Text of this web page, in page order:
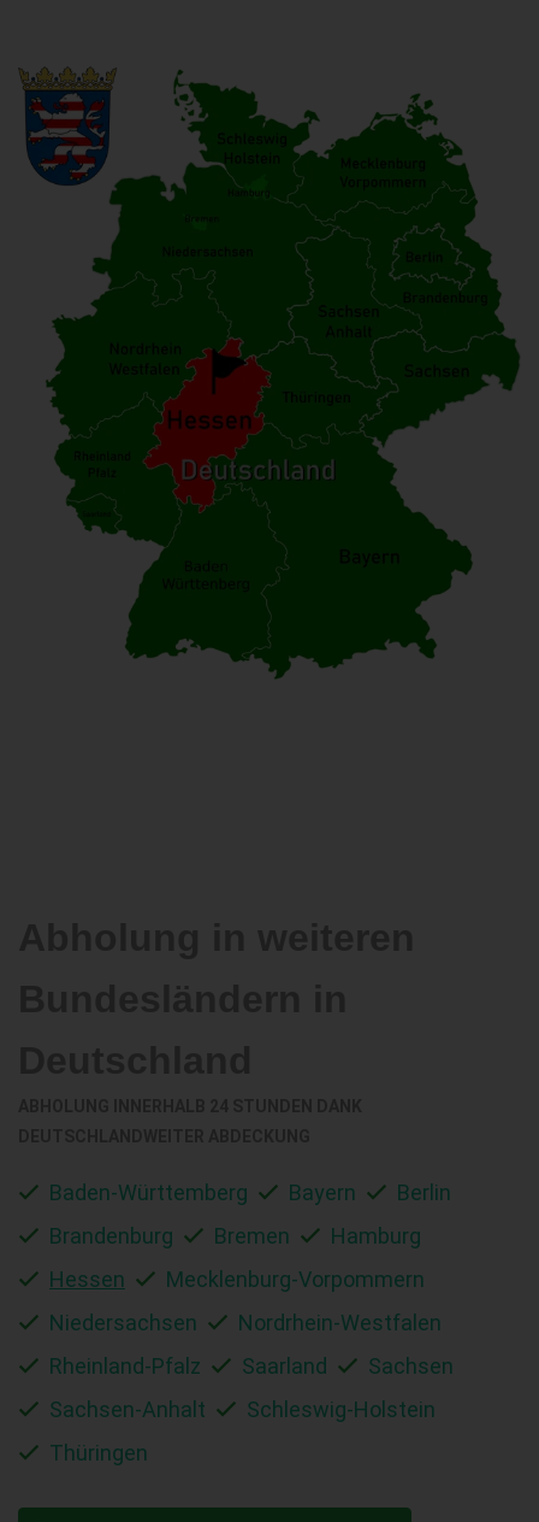
Baden-Württemberg Bayern
Berlin
Brandenburg
Bremen
Hamburg
Hessen
Mecklenburg-Vorpommern
Niedersachsen
Nordrhein-Westfalen
Rheinland-Pfalz
Saarland
Sachsen
Sachsen-Anhalt
Schleswig-Holstein
Thüringen